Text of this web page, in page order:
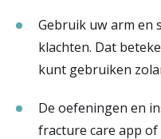
Gebruik uw arm en
klachten. Dat
kunt gebruiken
De oefeningen en
fracture care app of